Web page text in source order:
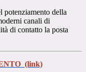
potenziamento della
canali di
di contatto la posta
(link)